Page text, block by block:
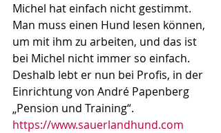
Michel hat einfach nicht gestimmt.
Man muss einen Hund lesen können,
um mit ihm zu arbeiten, und das ist
bei Michel nicht immer so einfach.
Deshalb lebt er nun bei Profis, in der
Einrichtung von André Papenberg
„Pension und Training“.
https://www.sauerlandhund.com